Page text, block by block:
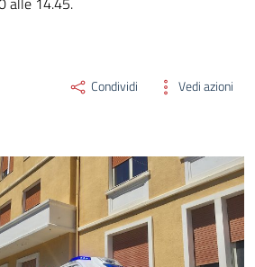
Condividi Vedi azioni